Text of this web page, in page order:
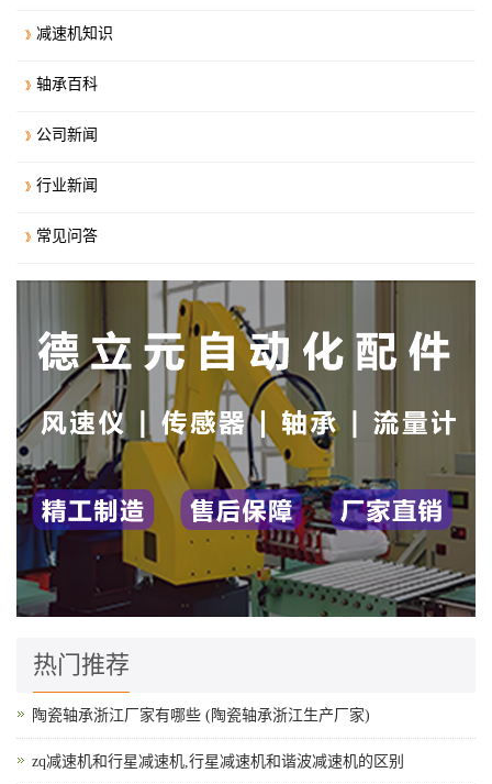
减速机知识
轴承百科
公司新闻
行业新闻
常见问答
热门推荐
陶瓷轴承浙江厂家有哪些 (陶瓷轴承浙江生产厂家)
zq减速机和行星减速机,行星减速机和谐波减速机的区别